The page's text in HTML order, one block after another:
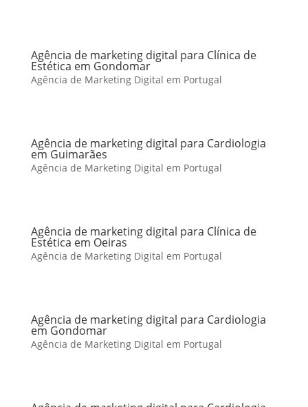
Agência de marketing digital para Clínica de
Estética em Gondomar
Agência de Marketing Digital em Portugal
Agência de marketing digital para Cardiologia
em Guimarães
Agência de Marketing Digital em Portugal
Agência de marketing digital para Clínica de
Estética em Oeiras
Agência de Marketing Digital em Portugal
Agência de marketing digital para Cardiologia
em Gondomar
Agência de Marketing Digital em Portugal